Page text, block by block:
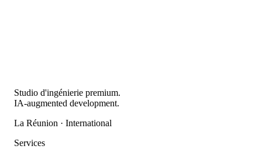
Studio d'ingénierie premium.
IA-augmented development.
La Réunion · International
Services